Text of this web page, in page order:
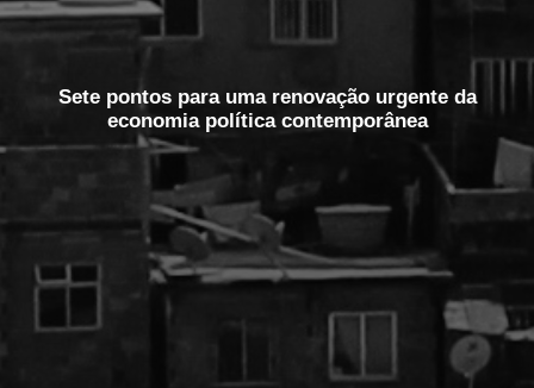
Sete pontos para uma renovação urgente da
economia política contemporânea